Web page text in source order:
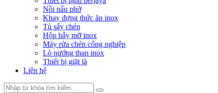
Nồi nấu phở
Khay đựng thức ăn inox
Tủ sấy chén
Hộp bẫy mỡ inox
Máy rửa chén công nghiệp
Lò nướng than inox
Thiết bị giặt là
Liên hệ